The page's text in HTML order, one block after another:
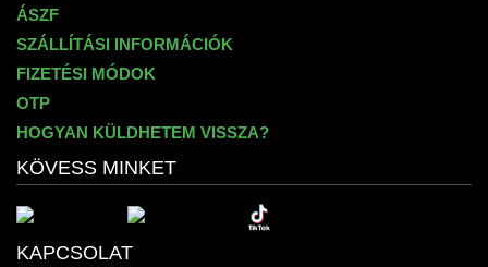
ÁSZF
SZÁLLÍTÁSI INFORMÁCIÓK
FIZETÉSI MÓDOK
OTP
HOGYAN KÜLDHETEM VISSZA?
KÖVESS MINKET
KAPCSOLAT